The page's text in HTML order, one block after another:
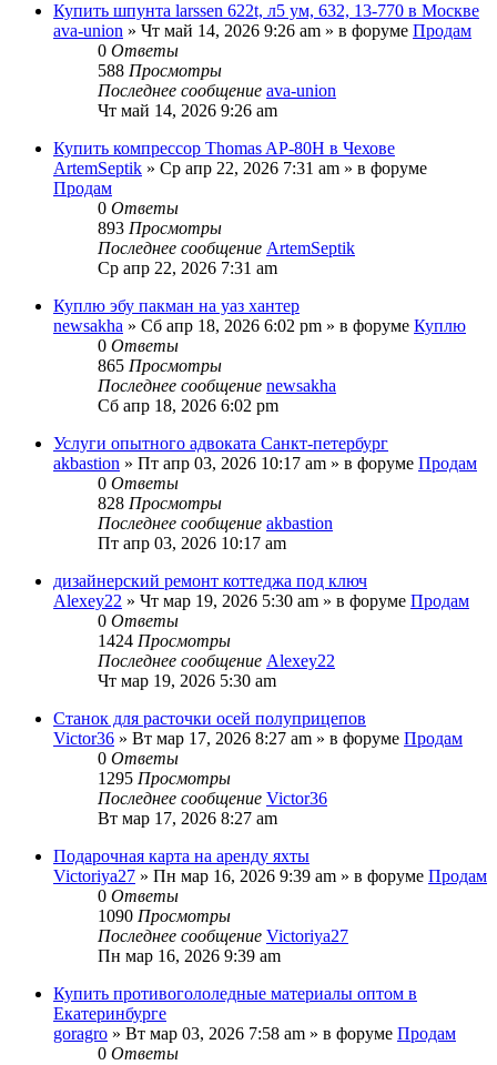
Купить шпунта larssen 622t, л5 ум, 632, 13-770 в Москве
ava-union » Чт май 14, 2026 9:26 am » в форуме Продам
0 Ответы
588 Просмотры
Последнее сообщение ava-union
Чт май 14, 2026 9:26 am
Купить компрессор Thomas AP-80H в Чехове
ArtemSeptik » Ср апр 22, 2026 7:31 am » в форуме
Продам
0 Ответы
893 Просмотры
Последнее сообщение ArtemSeptik
Ср апр 22, 2026 7:31 am
Куплю эбу пакман на уаз хантер
newsakha » Сб апр 18, 2026 6:02 pm » в форуме Куплю
0 Ответы
865 Просмотры
Последнее сообщение newsakha
Сб апр 18, 2026 6:02 pm
Услуги опытного адвоката Санкт-петербург
akbastion » Пт апр 03, 2026 10:17 am » в форуме Продам
0 Ответы
828 Просмотры
Последнее сообщение akbastion
Пт апр 03, 2026 10:17 am
дизайнерский ремонт коттеджа под ключ
Alexey22 » Чт мар 19, 2026 5:30 am » в форуме Продам
0 Ответы
1424 Просмотры
Последнее сообщение Alexey22
Чт мар 19, 2026 5:30 am
Станок для расточки осей полуприцепов
Victor36 » Вт мар 17, 2026 8:27 am » в форуме Продам
0 Ответы
1295 Просмотры
Последнее сообщение Victor36
Вт мар 17, 2026 8:27 am
Подарочная карта на аренду яхты
Victoriya27 » Пн мар 16, 2026 9:39 am » в форуме Продам
0 Ответы
1090 Просмотры
Последнее сообщение Victoriya27
Пн мар 16, 2026 9:39 am
Купить противогололедные материалы оптом в
Екатеринбурге
goragro » Вт мар 03, 2026 7:58 am » в форуме Продам
0 Ответы